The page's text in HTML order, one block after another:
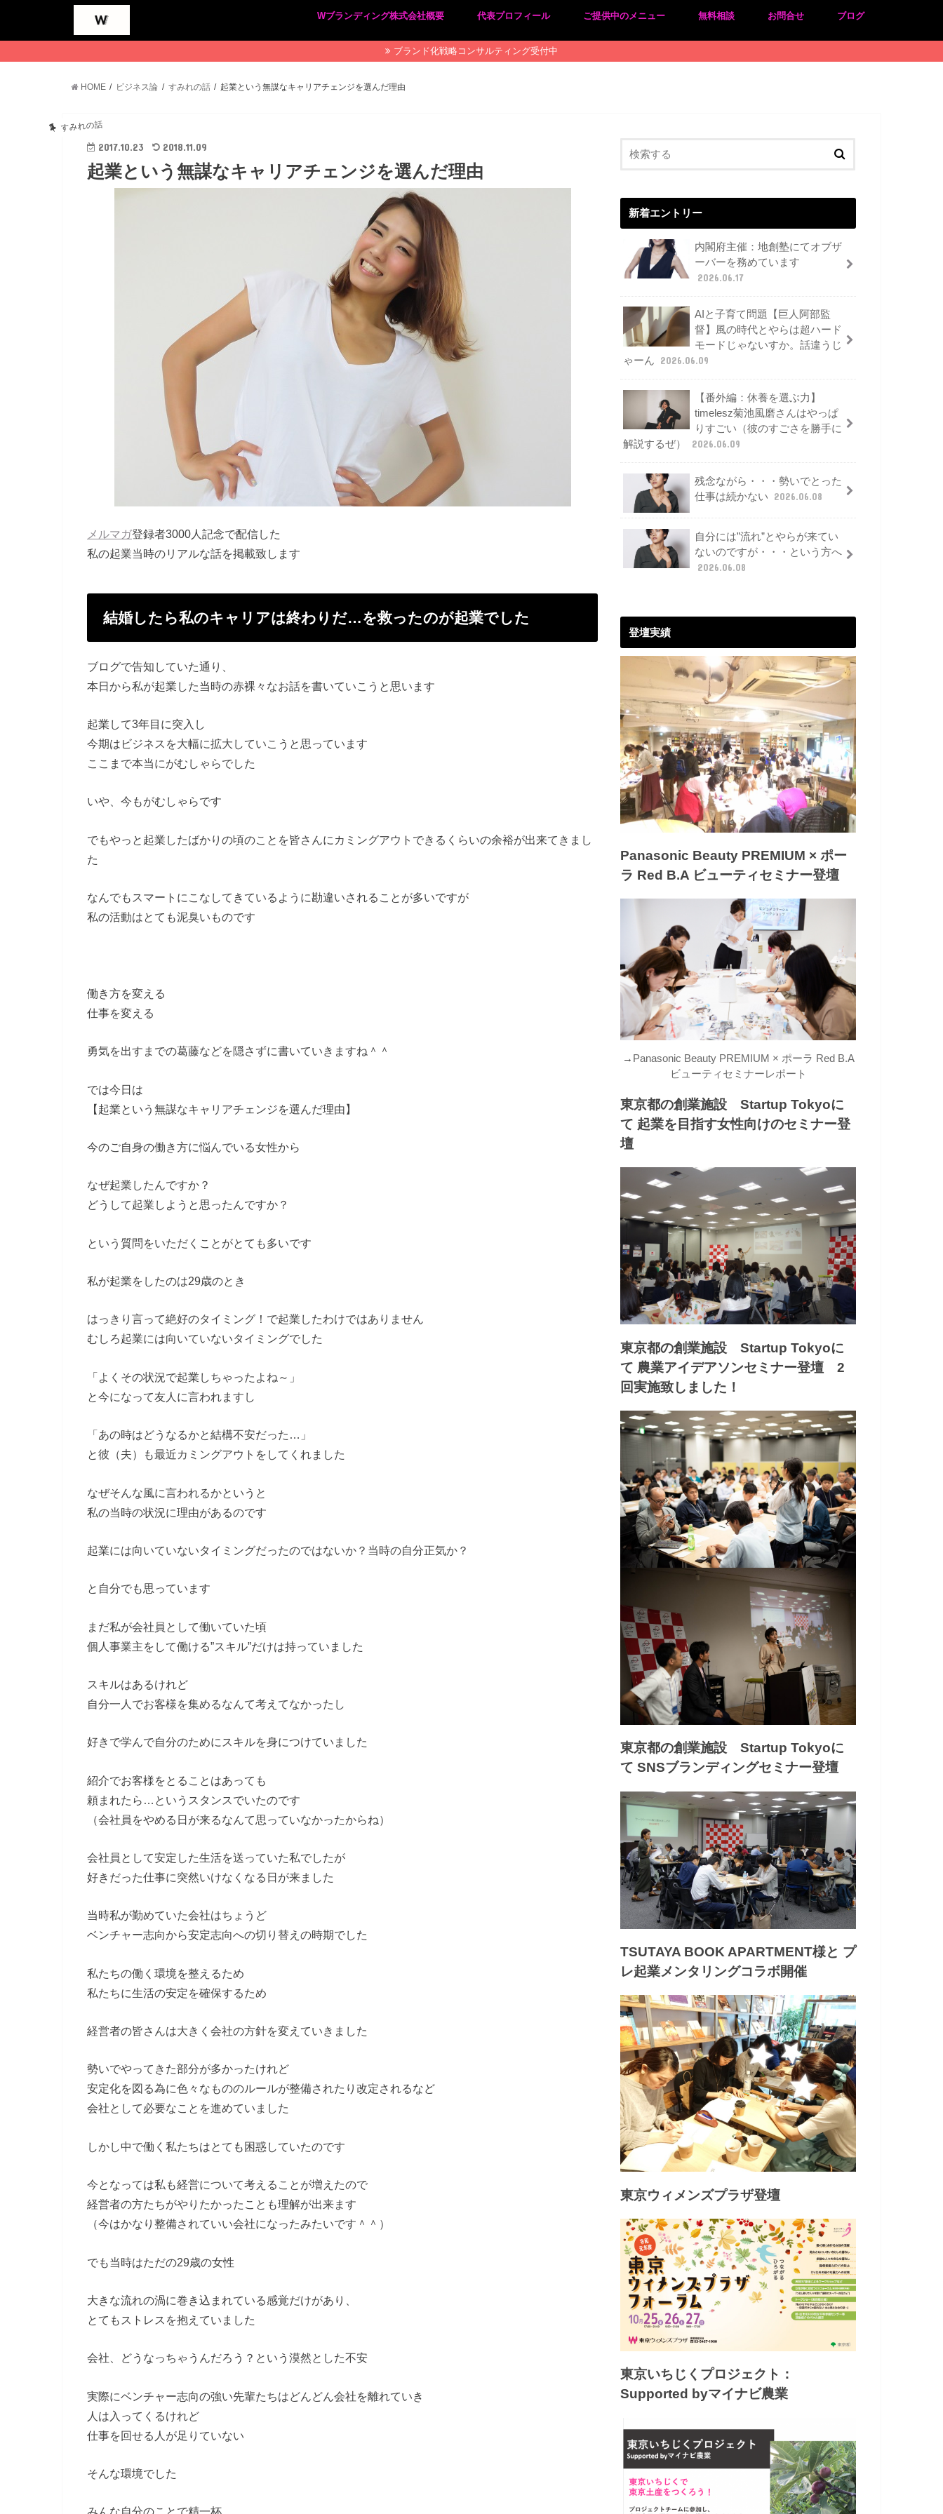
Wブランディング株式会社概要
プライバシーポリシー
特定商取引法に基づく表記
代表プロフィール ご提供中のメニュー 無料相談 お問合せ ブログ
ブランド化戦略コンサルティング受付中
HOME ビジネス論 すみれの話 起業という無謀なキャリアチェンジを選んだ理由
すみれの話
2017.10.23 2018.11.09
起業という無謀なキャリアチェンジを選んだ理由
メルマガ登録者3000人記念で配信した
私の起業当時のリアルな話を掲載致します
結婚したら私のキャリアは終わりだ…を救ったのが起業でした
ブログで告知していた通り、
本日から私が起業した当時の赤裸々なお話を書いていこうと思います
起業して3年目に突入し
今期はビジネスを大幅に拡大していこうと思っています
ここまで本当にがむしゃらでした
いや、今もがむしゃらです
でもやっと起業したばかりの頃のことを皆さんにカミングアウトできるくらいの余裕が出来てきまし
た
なんでもスマートにこなしてきているように勘違いされることが多いですが
私の活動はとても泥臭いものです
働き方を変える
仕事を変える
勇気を出すまでの葛藤などを隠さずに書いていきますね＾＾
では今日は
【起業という無謀なキャリアチェンジを選んだ理由】
今のご自身の働き方に悩んでいる女性から
なぜ起業したんですか？
どうして起業しようと思ったんですか？
という質問をいただくことがとても多いです
私が起業をしたのは29歳のとき
はっきり言って絶好のタイミング！で起業したわけではありません
むしろ起業には向いていないタイミングでした
「よくその状況で起業しちゃったよね～」
と今になって友人に言われますし
「あの時はどうなるかと結構不安だった…」
と彼（夫）も最近カミングアウトをしてくれました
なぜそんな風に言われるかというと
私の当時の状況に理由があるのです
起業には向いていないタイミングだったのではないか？当時の自分正気か？
と自分でも思っています
まだ私が会社員として働いていた頃
個人事業主をして働ける”スキル”だけは持っていました
スキルはあるけれど
自分一人でお客様を集めるなんて考えてなかったし
好きで学んで自分のためにスキルを身につけていました
紹介でお客様をとることはあっても
頼まれたら…というスタンスでいたのです
（会社員をやめる日が来るなんて思っていなかったからね）
会社員として安定した生活を送っていた私でしたが
好きだった仕事に突然いけなくなる日が来ました
当時私が勤めていた会社はちょうど
ベンチャー志向から安定志向への切り替えの時期でした
私たちの働く環境を整えるため
私たちに生活の安定を確保するため
経営者の皆さんは大きく会社の方針を変えていきました
勢いでやってきた部分が多かったけれど
安定化を図る為に色々なもののルールが整備されたり改定されるなど
会社として必要なことを進めていました
しかし中で働く私たちはとても困惑していたのです
今となっては私も経営について考えることが増えたので
経営者の方たちがやりたかったことも理解が出来ます
（今はかなり整備されていい会社になったみたいです＾＾）
でも当時はただの29歳の女性
大きな流れの渦に巻き込まれている感覚だけがあり、
とてもストレスを抱えていました
会社、どうなっちゃうんだろう？という漠然とした不安
実際にベンチャー志向の強い先輩たちはどんどん会社を離れていき
人は入ってくるけれど
仕事を回せる人が足りていない
そんな環境でした
みんな自分のことで精一杯…
新着エントリー
内閣府主催：地創塾にてオブザ
ーバーを務めています
2026.06.17
AIと子育て問題【巨人阿部監
督】風の時代とやらは超ハード
モードじゃないすか。話違うじ
ゃーん
2026.06.09
【番外編：休養を選ぶ力】
timelesz菊池風磨さんはやっぱ
りすごい（彼のすごさを勝手に
解説するぜ）
2026.06.09
残念ながら・・・勢いでとった
仕事は続かない
2026.06.08
自分には”流れ”とやらが来てい
ないのですが・・・という方へ
2026.06.08
登壇実績
Panasonic Beauty PREMIUM × ポー
ラ Red B.A ビューティセミナー登壇
→ Panasonic Beauty PREMIUM × ポーラ Red B.A
ビューティセミナーレポート
東京都の創業施設 Startup Tokyoに
て 起業を目指す女性向けのセミナー登
壇
東京都の創業施設 Startup Tokyoに
て 農業アイデアソンセミナー登壇 2
回実施致しました！
東京都の創業施設 Startup Tokyoに
て SNSブランディングセミナー登壇
TSUTAYA BOOK APARTMENT様と プ
レ起業メンタリングコラボ開催
東京ウィメンズプラザ登壇
東京いちじくプロジェクト：
Supported byマイナビ農業